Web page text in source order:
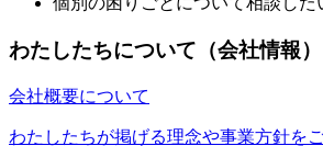
わたしたちについて（会社情報）
会社概要について
わたしたちが掲げる理念や事業方針を